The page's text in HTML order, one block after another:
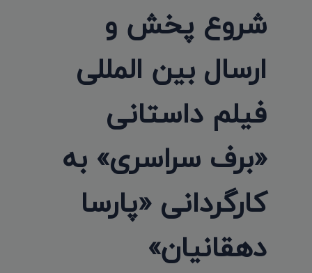
شروع پخش و
ارسال بین المللی
فیلم داستانی
«برف سراسری» به
کارگردانی «پارسا
دهقانیان»